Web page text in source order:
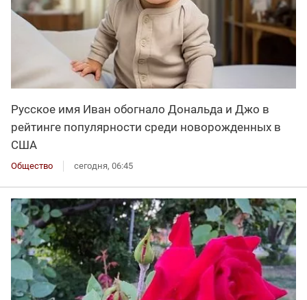
Русское имя Иван обогнало Дональда и Джо в
рейтинге популярности среди новорожденных в
США
Общество сегодня, 06:45